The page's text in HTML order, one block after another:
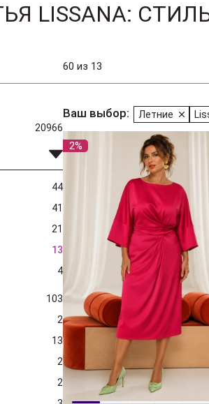
LISSANA:
60 из 13
20966
44
41
21
13
4
103
2
13
2
2
Ваш выбор: Летние
2%